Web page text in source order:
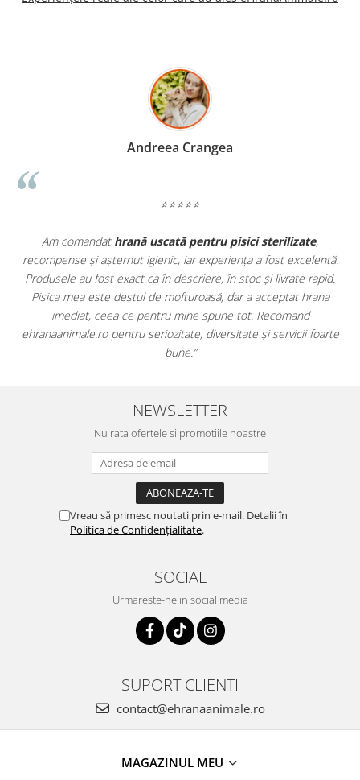
Madalina Stancea
⭐⭐⭐⭐⭐
Apreciez foarte mult faptul că peehranaanimale.rogăsesc
doar hrană, ci și produse dinfarmacia veterinară:
antiparazitare, suplimente și soluții de îngrijire. Este foarte
comod să pot comanda tot ce am nevoie pentru animalul
dintr-un singur loc. Livrarea a fost rapidă, iar produsele au fost
originale și în termen. Magazin serios, bine organizat și foarte
pentru orice stăpân de animale.
NEWSLETTER
Nu rata ofertele si promotiile noastre
Vreau să primesc noutati prin e-mail. Detalii în
Politica de Confidențialitate.
SOCIAL
Urmareste-ne in social media
SUPORT CLIENTI
contact@ehranaanimale.ro
MAGAZINUL MEU